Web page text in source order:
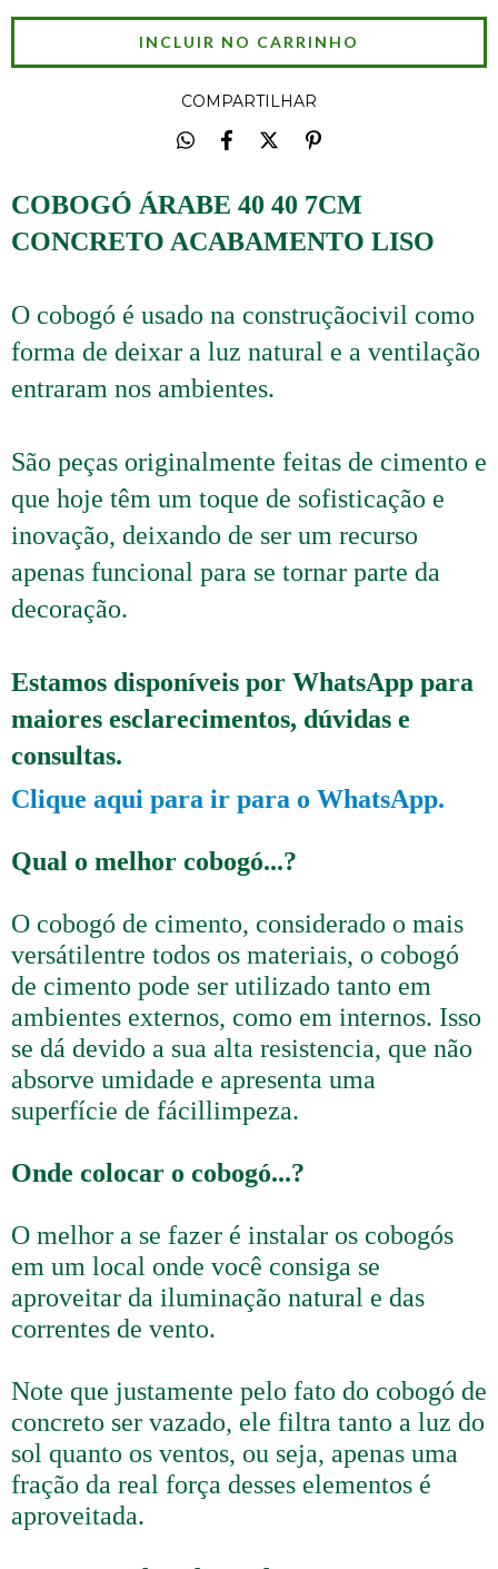
COMPARTILHAR
COBOGÓ ÁRABE 40 40 7CM
CONCRETO ACABAMENTO LISO
O cobogó é usado na construçãocivil como
forma de deixar a luz natural e a ventilação
entraram nos ambientes.
São peças originalmente feitas de cimento e
que hoje têm um toque de sofisticação e
inovação, deixando de ser um recurso
apenas funcional para se tornar parte da
decoração.
Estamos disponíveis por WhatsApp para
maiores esclarecimentos, dúvidas e
consultas.
Clique aqui para ir para o WhatsApp.
Qual o melhor cobogó...?
O cobogó de cimento, considerado o mais
versátilentre todos os materiais, o cobogó
de cimento pode ser utilizado tanto em
ambientes externos, como em internos. Isso
se dá devido a sua alta resistencia, que não
absorve umidade e apresenta uma
superfície de fácillimpeza.
Onde colocar o cobogó...?
O melhor a se fazer é instalar os cobogós
em um local onde você consiga se
aproveitar da iluminação natural e das
correntes de vento.
Note que justamente pelo fato do cobogó de
concreto ser vazado, ele filtra tanto a luz do
sol quanto os ventos, ou seja, apenas uma
fração da real força desses elementos é
aproveitada.